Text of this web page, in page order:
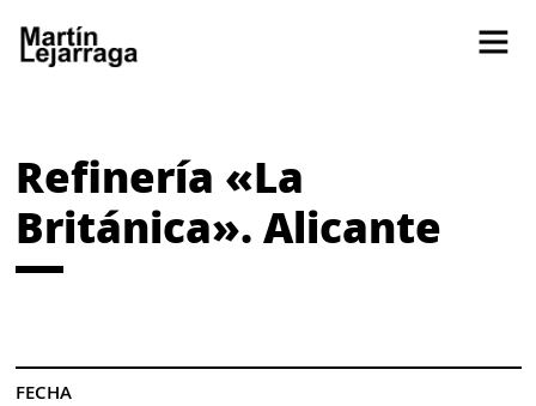
Refinería «La
Británica». Alicante
FECHA